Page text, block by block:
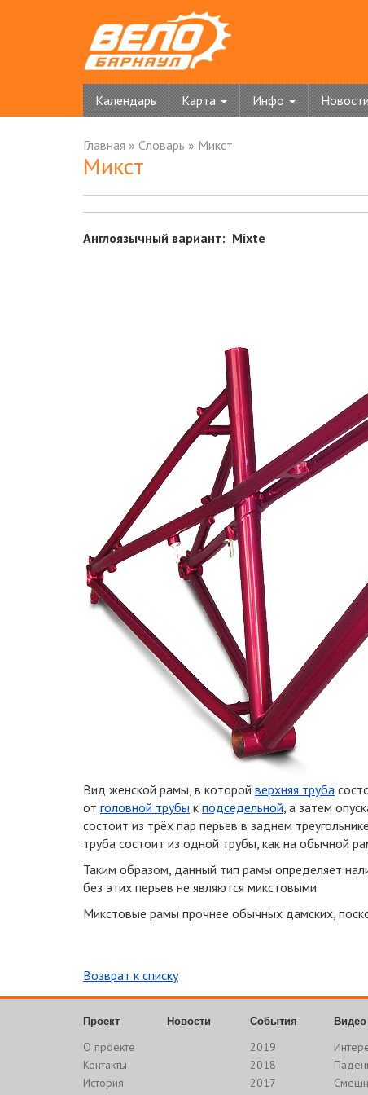
Календарь Карта Инфо
Главная » Словарь » Микст
Микст
Англоязычный вариант: Mixte
Вид женской рамы, в которой верхняя труба
от головной трубы к подседельной, а затем
состоит из трёх пар перьев в заднем
труба состоит из одной трубы, как на обычной
Таким образом, данный тип рамы определяет
без этих перьев не являются микстовыми.
Микстовые рамы прочнее обычных дамских,
Возврат к списку
Проект
О проекте
Контакты
История
Новости События
2019
2018
2017
Видео